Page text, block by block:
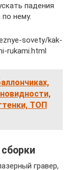
падения
нему.
sovety/kak-
rukami.html
ТОП
гравер,